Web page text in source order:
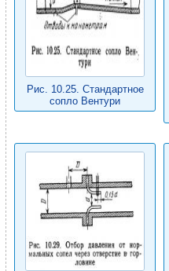
Рис. 10.25. Стандартное
сопло Вентури